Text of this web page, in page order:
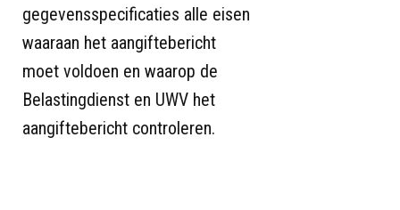
gegevensspecificaties alle eisen
waaraan het aangiftebericht
moet voldoen en waarop de
Belastingdienst en UWV het
aangiftebericht controleren.